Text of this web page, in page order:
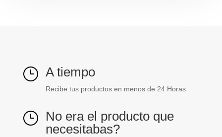
} A tiempo
Recibe tus productos en menos de 24 Horas
} No era el producto que
necesitabas?